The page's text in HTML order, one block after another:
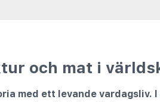
och mat i
med ett levande vardagsliv.